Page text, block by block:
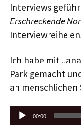
Interviews
Erschreckende
Interviewreihe
Ich habe mit
Park gemacht
an menschlichen
Audio-00:00